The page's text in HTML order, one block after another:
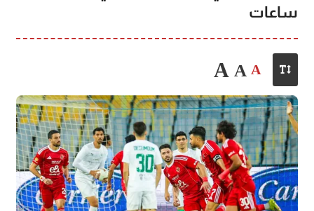
ساعات
A
A
A